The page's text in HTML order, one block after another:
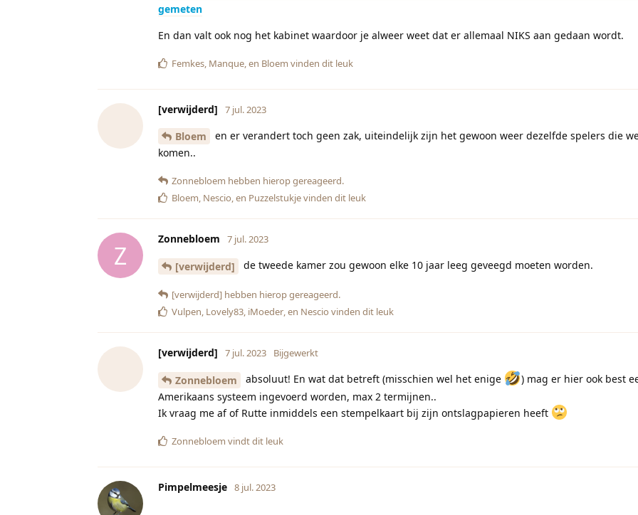
gemeten
En dan valt ook nog het kabinet waardoor je alweer weet dat er allemaal NIKS aan gedaan wordt.
Femkes Manque , en Bloem vinden dit leuk
[verwijderd] 7 jul. 2023
Bloem
en er verandert toch geen zak, uiteindelijk zijn het gewoon weer dezelfde spelers die
komen..
Zonnebloem hebben hierop gereageerd.
Bloem, Nescio, en Puzzelstukjevinden dit leuk
Z
Zonnebloem 7 jul. 2023
[verwijderd] de tweede kamer zou gewoon elke 10 jaar leeg geveegd moeten worden.
[verwijderd] hebben hierop gereageerd.
Vulpen, Lovely83, iMoeder, en Nescio vinden dit leuk
[verwijderd] 7 jul. 2023 Bijgewerkt
Zonnebloem absoluut! En wat dat betreft (misschien wel het enige
) mag er hier ook best
Amerikaans systeem ingevoerd worden, max 2 termijnen..
Ik vraag me af of Rutte inmiddels een stempelkaart bij zijn ontslagpapieren heeft
Zonnebloem vindt dit leuk
Pimpelmeesje 8 jul. 2023